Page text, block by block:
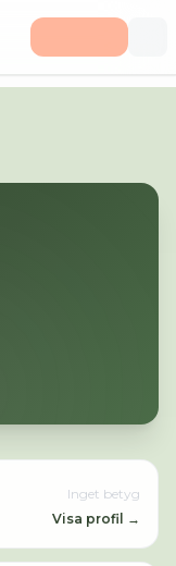
Inget betyg
Visa profil →